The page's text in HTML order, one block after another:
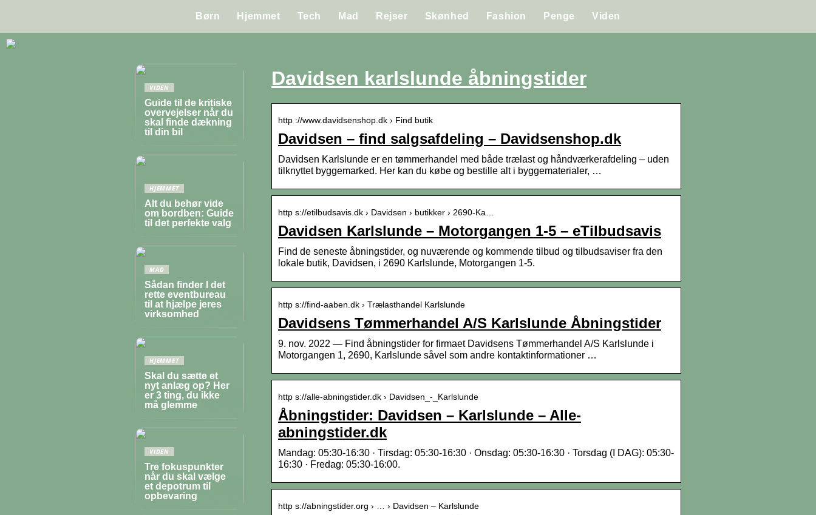
Børn Hjemmet Tech Mad Rejser Skønhed Fashion Penge Viden
Davidsen karlslunde åbningstider
http ://www.davidsenshop.dk › Find butik
Davidsen – find salgsafdeling – Davidsenshop.dk
Davidsen Karlslunde er en tømmerhandel med både trælast og håndværkerafdeling – uden
tilknyttet byggemarked. Her kan du købe og bestille alt i byggematerialer, …
http s://etilbudsavis.dk › Davidsen › butikker › 2690-Ka…
Davidsen Karlslunde – Motorgangen 1-5 – eTilbudsavis
Find de seneste åbningstider, og nuværende og kommende tilbud og tilbudsaviser fra den
lokale butik, Davidsen, i 2690 Karlslunde, Motorgangen 1-5.
http s://find-aaben.dk › Trælasthandel Karlslunde
Davidsens Tømmerhandel A/S Karlslunde Åbningstider
9. nov. 2022 — Find åbningstider for firmaet Davidsens Tømmerhandel A/S Karlslunde i
Motorgangen 1, 2690, Karlslunde såvel som andre kontaktinformationer …
http s://alle-abningstider.dk › Davidsen_-_Karlslunde
Åbningstider: Davidsen – Karlslunde – Alle-
abningstider.dk
Mandag: 05:30-16:30 · Tirsdag: 05:30-16:30 · Onsdag: 05:30-16:30 · Torsdag (I DAG): 05:30-
16:30 · Fredag: 05:30-16:00.
http s://abningstider.org › … › Davidsen – Karlslunde
VIDEN
Guide til de kritiske
overvejelser når du
skal finde dækning
til din bil
HJEMMET
Alt du behør vide
om bordben: Guide
til det perfekte valg
MAD
Sådan finder I det
rette eventbureau
til at hjælpe jeres
virksomhed
HJEMMET
Skal du sætte et
nyt anlæg op? Her
er 3 ting, du ikke
må glemme
VIDEN
Tre fokuspunkter
når du skal vælge
et depotrum til
opbevaring